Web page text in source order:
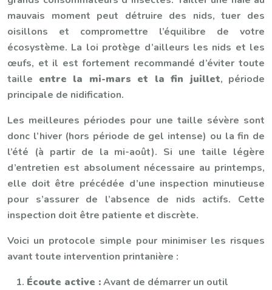
mauvais moment peut détruire des nids, tuer des
oisillons et compromettre l’équilibre de votre
écosystème. La loi protège d’ailleurs les nids et les
œufs, et il est fortement recommandé d’éviter toute
taille entre la mi-mars et la fin juillet, période
principale de nidification.
Les meilleures périodes pour une taille sévère sont
donc l’hiver (hors période de gel intense) ou la fin de
l’été (à partir de la mi-août). Si une taille légère
d’entretien est absolument nécessaire au printemps,
elle doit être précédée d’une inspection minutieuse
pour s’assurer de l’absence de nids actifs. Cette
inspection doit être patiente et discrète.
Voici un protocole simple pour minimiser les risques
avant toute intervention printanière :
Écoute active :Avant de démarrer un outil